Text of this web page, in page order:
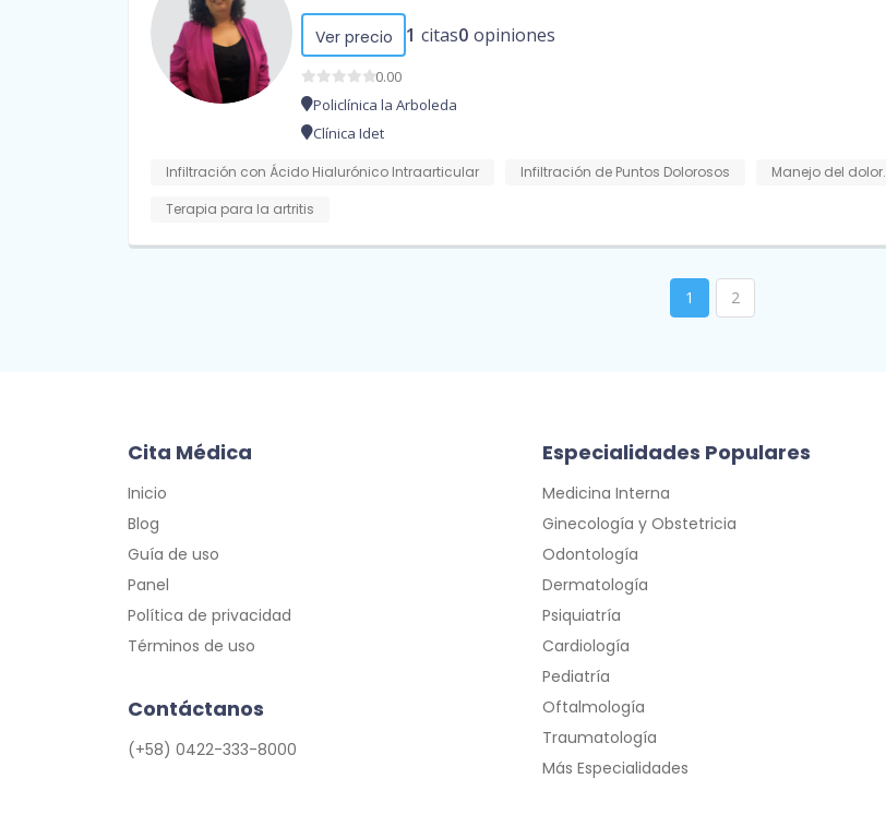
Ver precio 1 citas0 opiniones
0.00
Policlínica la Arboleda
Clínica Idet
Infiltración con Ácido Hialurónico Intraarticular Infiltración de Puntos Dolorosos
Manejo del dolor.
Terapia para la artritis
1 2
Cita Médica
Inicio
Blog
Guía de uso
Panel
Política de privacidad
Términos de uso
Contáctanos
(+58) 0422-333-8000
Especialidades Populares
Medicina Interna
Ginecología y Obstetricia
Odontología
Dermatología
Psiquiatría
Cardiología
Pediatría
Oftalmología
Traumatología
Más Especialidades